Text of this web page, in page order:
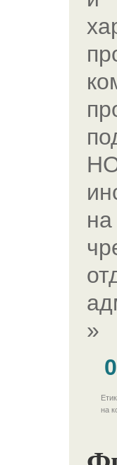
»
0
на